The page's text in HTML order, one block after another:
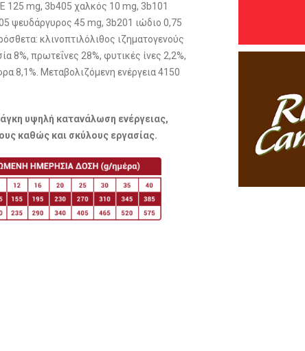
125 mg, 3b405 χαλκός 10 mg, 3b101
ψευδάργυρος 45 mg, 3b201 ιώδιο 0,75
κλινοπτιλόλιθος ιζηματογενούς
8%, πρωτεΐνες 28%, φυτικές ίνες 2,2%,
8,1%. Μεταβολιζόμενη ενέργεια 4150
υψηλή κατανάλωση ενέργειας,
καθώς και σκύλους εργασίας.